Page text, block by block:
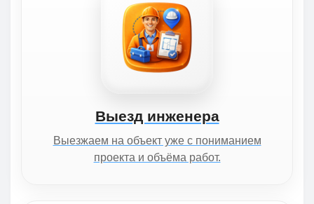
Выезд инженера
Выезжаем на объект уже с пониманием
проекта и объёма работ.